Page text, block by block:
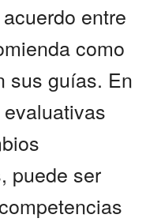
entre
como
sus guías. En
puede ser